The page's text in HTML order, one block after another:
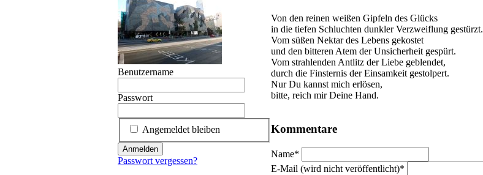
Von den reinen weißen Gipfeln des Glücks
in die tiefen Schluchten dunkler Verzweiflung gestürzt.
Vom süßen Nektar des Lebens gekostet
und den bitteren Atem der Unsicherheit gespürt.
Vom strahlenden Antlitz der Liebe geblendet,
durch die Finsternis der Einsamkeit gestolpert.
Nur Du kannst mich erlösen,
bitte, reich mir Deine Hand.
Kommentare
Pflichtfeld
Name*
Pflichtfeld
E-Mail (wird nicht veröffentlicht)*
Benutzername
Passwort
Angemeldet bleiben
Anmelden
Passwort vergessen?